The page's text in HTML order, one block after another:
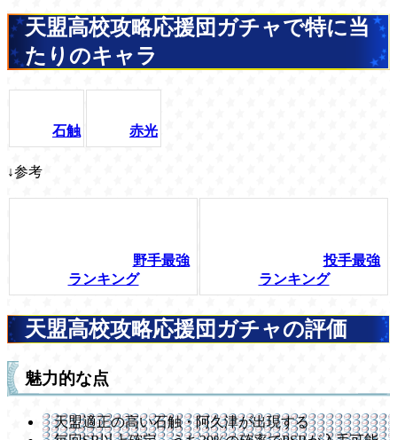
天盟高校攻略応援団ガチャで特に当
たりのキャラ
石触 赤光
↓参考
野手最強
ランキング
投手最強
ランキング
天盟高校攻略応援団ガチャの評価
魅力的な点
天盟適正の高い石触・阿久津が出現する